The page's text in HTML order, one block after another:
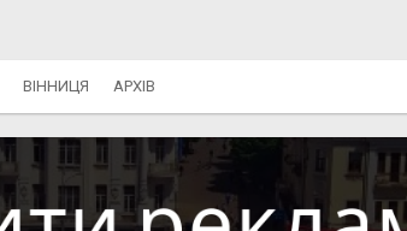
ВІННИЦЯ АРХІВ